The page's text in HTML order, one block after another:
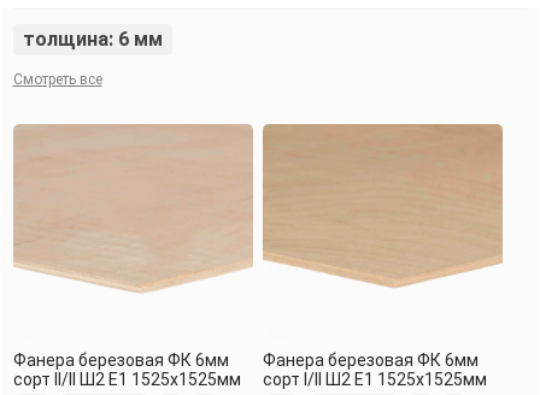
толщина: 6 мм
Смотреть все
Фанера березовая ФК 6мм
сорт II/II Ш2 Е1 1525х1525мм
Фанера березовая ФК 6мм
сорт I/II Ш2 Е1 1525х1525мм